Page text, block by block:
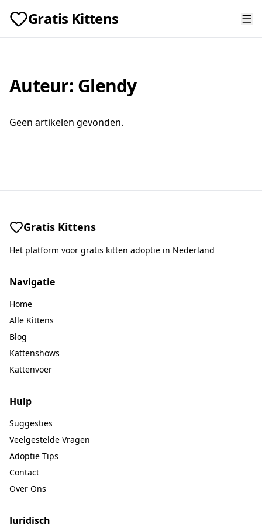
Gratis Kittens
Auteur: Glendy
Geen artikelen gevonden.
Gratis Kittens
Het platform voor gratis kitten adoptie in Nederland
Navigatie
Home
Alle Kittens
Blog
Kattenshows
Kattenvoer
Hulp
Suggesties
Veelgestelde Vragen
Adoptie Tips
Contact
Over Ons
Juridisch